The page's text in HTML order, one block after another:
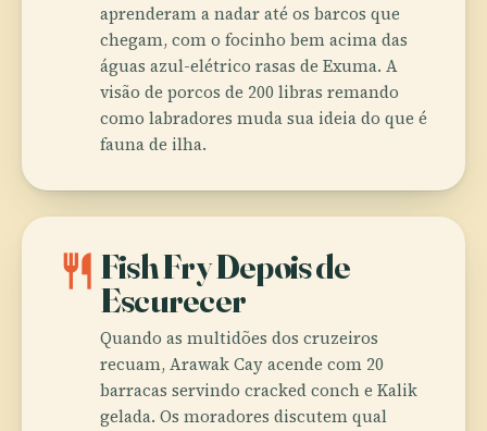
aprenderam a nadar até os barcos que
chegam, com o focinho bem acima das
águas azul-elétrico rasas de Exuma. A
visão de porcos de 200 libras remando
como labradores muda sua ideia do que é
fauna de ilha.
restaurant Fish Fry Depois de
Escurecer
Quando as multidões dos cruzeiros
recuam, Arawak Cay acende com 20
barracas servindo cracked conch e Kalik
gelada. Os moradores discutem qual